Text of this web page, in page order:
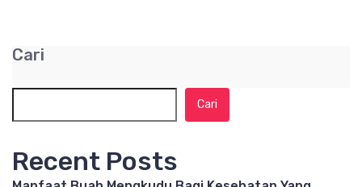
Cari
Cari
Recent Posts